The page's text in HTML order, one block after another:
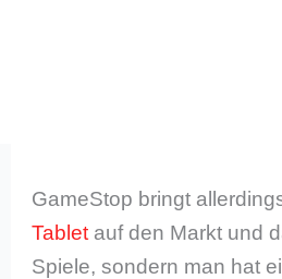
GameStop bringt
Tablet auf den Markt und
Spiele, sondern man hat